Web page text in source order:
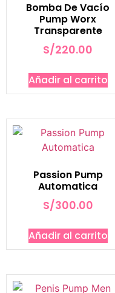
Bomba De Vacío
Pump Worx
Transparente
S/220.00
Añadir al carrito
Passion Pump
Automatica
S/300.00
Añadir al carrito